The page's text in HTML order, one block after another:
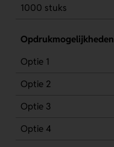
1000 stuks
Opdrukmogelijkheden
Optie 1
Optie 2
Optie 3
Optie 4